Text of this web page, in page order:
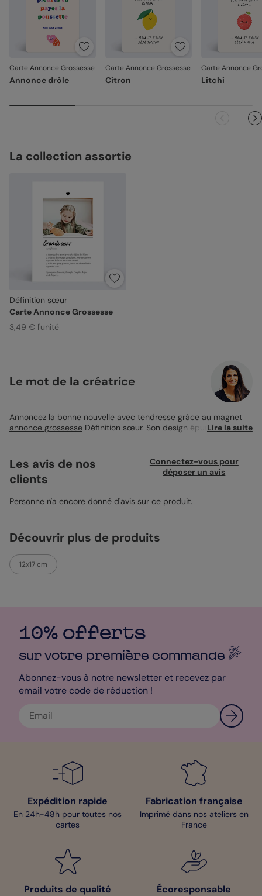
Carte Annonce Grossesse
Annonce drôle
Carte Annonce Grossesse
Citron
Carte Annonce
Litchi
La collection assortie
Définition sœur
Carte Annonce Grossesse
3,49 € l'unité
Le mot de la créatrice
Annoncez la bonne nouvelle avec tendresse grâce au magnet
annonce grossesse Définition sœur. Son design épuré joue sur
image et votre propre texte, ce format 10x15 cm à coins
arrondis se fixe facilement sur toutes les surfaces métalliques.
Enveloppe rose nude recommandée.
Lire la suite
Les avis de nos
clients
Connectez-vous pour
déposer un avis
Personne n'a encore donné d'avis sur ce produit.
Découvrir plus de produits
12x17 cm
10% offerts
sur votre première commande
Abonnez-vous à notre newsletter et recevez par
email votre code de réduction !
Expédition rapide
En 24h-48h pour toutes nos
cartes
Fabrication française
Imprimé dans nos ateliers en
France
Produits de qualité Écoresponsable